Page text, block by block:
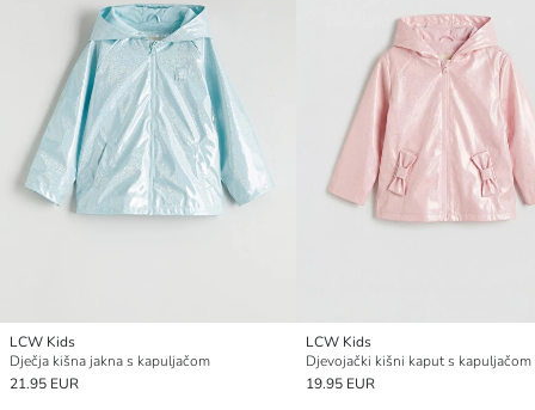
LCW Kids
Dječja kišna jakna s kapuljačom
21.95 EUR
LCW Kids
Djevojački kišni kaput s kapuljačom
19.95 EUR